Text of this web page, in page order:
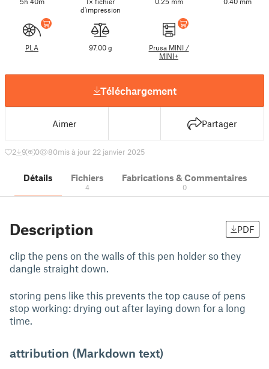
d'impression
PLA 97.00 g
Prusa MINI /
MINI+
Téléchargement
Aimer Partager
2 9 0 80mis à jour 22 janvier 2025
Détails Fichiers
4
Fabrications & Commentaires
0
Description PDF
clip the pens on the walls of this pen holder so they
dangle straight down.
storing pens like this prevents the top cause of pens
stop working: drying out after laying down for a long
time.
attribution (Markdown text)